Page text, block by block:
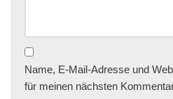
Name, E-Mail-Adresse und
für meinen nächsten